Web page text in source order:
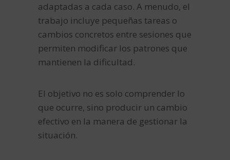
adaptadas a cada caso. A menudo, el
trabajo incluye pequeñas tareas o
cambios concretos entre sesiones que
permiten modificar los patrones que
mantienen la dificultad.
El objetivo no es solo comprender lo
que ocurre, sino producir un cambio
efectivo en la manera de gestionar la
situación.